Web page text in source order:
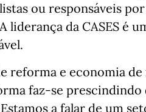
ou responsáveis
liderança da CASES é
reforma e economia
faz-se
a falar de um